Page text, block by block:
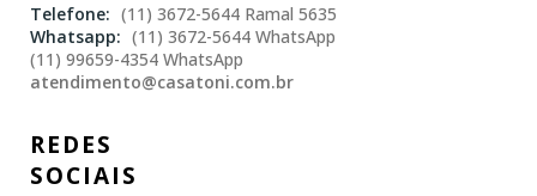
(11) 3672-5644 Ramal 5635
(11) 3672-5644 WhatsApp
(11) 99659-4354 WhatsApp
atendimento@casatoni.com.br
REDES
SOCIAIS